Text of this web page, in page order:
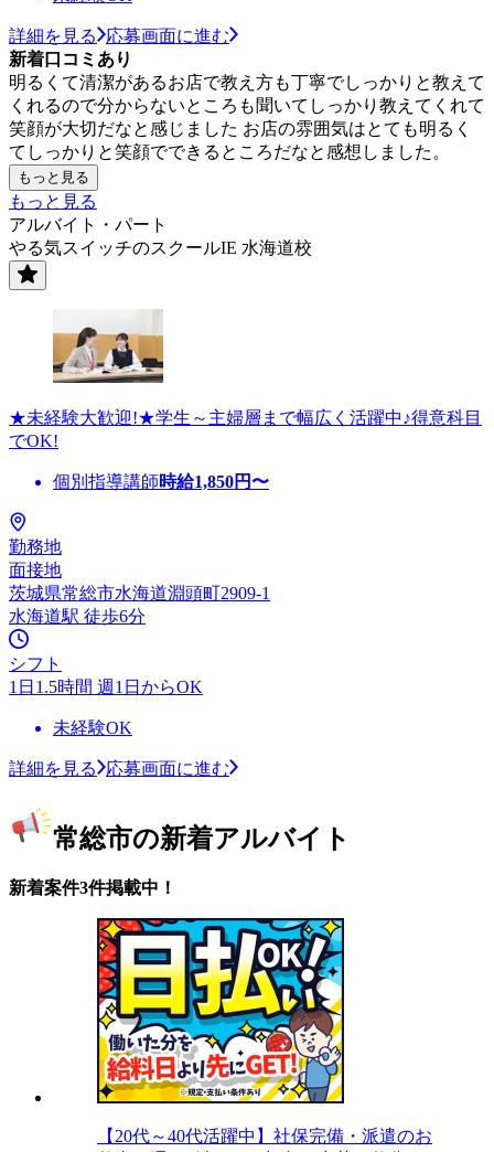
詳細を見る
応募画面に進む
新着口コミあり
明るくて清潔があるお店で教え方も丁寧でしっかりと教えて
くれるので分からないところも聞いてしっかり教えてくれて
笑顔が大切だなと感じました お店の雰囲気はとても明るく
てしっかりと笑顔でできるところだなと感想しました。
もっと見る
もっと見る
アルバイト・パート
やる気スイッチのスクールIE 水海道校
★未経験大歓迎!★学生～主婦層まで幅広く活躍中♪得意科目
でOK!
個別指導講師時給1,850円〜
勤務地
面接地
茨城県常総市水海道淵頭町2909-1
水海道駅 徒歩6分
シフト
1日1.5時間 週1日からOK
未経験OK
詳細を見る 応募画面に進む
常総市の新着アルバイト
新着案件3件掲載中！
【20代～40代活躍中】社保完備・派遣のお